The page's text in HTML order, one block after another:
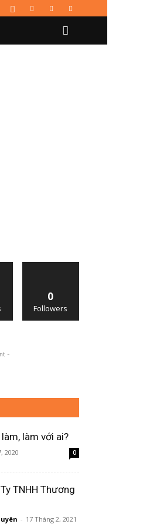
0
Followers
-
làm với ai?
2020 0
TNHH Thương
- 17 Tháng 2, 2021